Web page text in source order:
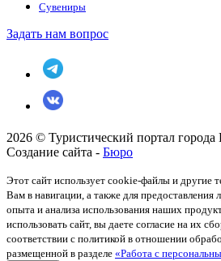
Сувениры
Задать нам вопрос
2026 © Туристический портал
Создание сайта - Бюро
Этот сайт использует cookie-файлы и другие
Вам в навигации, а также для предоставления
опыта и анализа использования наших
использовать сайт, вы даете согласие на их
соответствии с политикой в отношении
размещенной в разделе «Работа с